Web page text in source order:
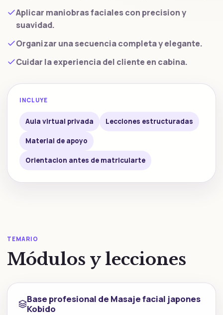
Aplicar maniobras faciales con precision y
suavidad.
Organizar una secuencia completa y elegante.
Cuidar la experiencia del cliente en cabina.
INCLUYE
Aula virtual privada Lecciones estructuradas
Material de apoyo
Orientacion antes de matricularte
TEMARIO
Módulos y lecciones
Base profesional de Masaje facial japones
Kobido